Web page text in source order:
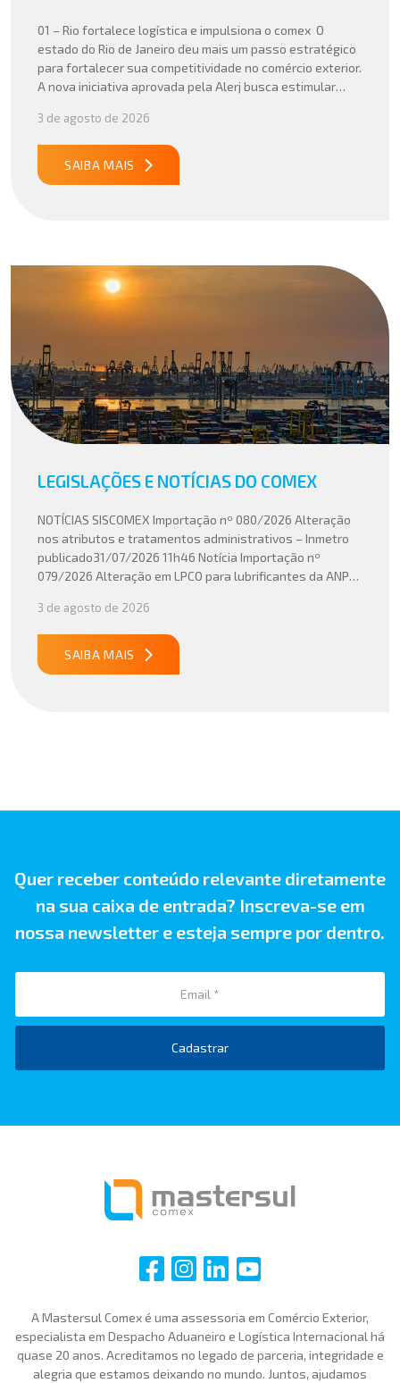
01 – Rio fortalece logística e impulsiona o comex O
estado do Rio de Janeiro deu mais um passo estratégico
para fortalecer sua competitividade no comércio exterior.
A nova iniciativa aprovada pela Alerj busca estimular
para empresas que atuam com importação e exportação,
especialmente em setores que […]
3 de agosto de 2026
SAIBA MAIS
LEGISLAÇÕES E NOTÍCIAS DO COMEX
NOTÍCIAS SISCOMEX Importação nº 080/2026 Alteração
nos atributos e tratamentos administrativos – Inmetro
publicado31/07/2026 11h46 Notícia Importação nº
079/2026 Alteração em LPCO para lubrificantes da ANP
078/2026 Atualização do cálculo do Imposto de
Importação no Acordo Mercosul – União Europeia
publicado29/07/2026 18h47 Notícia PUBLICADO DOU
31/07/26 ATO CONJUNTO RFB/CGIBS Nº […]
3 de agosto de 2026
SAIBA MAIS
Quer receber conteúdo relevante diretamente
na sua caixa de entrada? Inscreva-se em
nossa newsletter e esteja sempre por dentro.
Cadastrar
i i i i
A Mastersul Comex é uma assessoria em Comércio Exterior,
especialista em Despacho Aduaneiro e Logística Internacional há
quase 20 anos. Acreditamos no legado de parceria, integridade e
alegria que estamos deixando no mundo. Juntos, ajudamos